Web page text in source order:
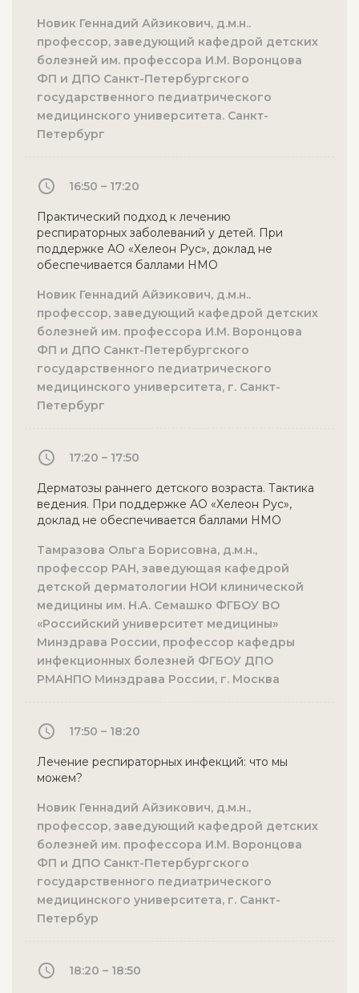
Новик Геннадий Айзикович, д.м.н..
профессор, заведующий кафедрой детских
болезней им. профессора И.М. Воронцова
ФП и ДПО Санкт-Петербургского
государственного педиатрического
медицинского университета. Санкт-
Петербург
16:50 – 17:20
Практический подход к лечению
респираторных заболеваний у детей. При
поддержке АО «Хелеон Рус», доклад не
обеспечивается баллами НМО
Новик Геннадий Айзикович, д.м.н..
профессор, заведующий кафедрой детских
болезней им. профессора И.М. Воронцова
ФП и ДПО Санкт-Петербургского
государственного педиатрического
медицинского университета, г. Санкт-
Петербург
17:20 – 17:50
Дерматозы раннего детского возраста. Тактика
ведения. При поддержке АО «Хелеон Рус»,
доклад не обеспечивается баллами НМО
Тамразова Ольга Борисовна, д.м.н.,
профессор РАН, заведующая кафедрой
детской дерматологии НОИ клинической
медицины им. Н.А. Семашко ФГБОУ ВО
«Российский университет медицины»
Минздрава России, профессор кафедры
инфекционных болезней ФГБОУ ДПО
РМАНПО Минздрава России, г. Москва
17:50 – 18:20
Лечение респираторных инфекций: что мы
можем?
Новик Геннадий Айзикович, д.м.н.,
профессор, заведующий кафедрой детских
болезней им. профессора И.М. Воронцова
ФП и ДПО Санкт-Петербургского
государственного педиатрического
медицинского университета, г. Санкт-
Петербур
18:20 – 18:50